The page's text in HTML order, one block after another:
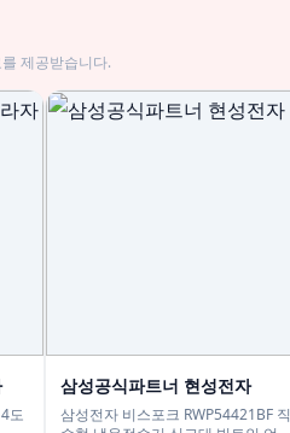
제공받습니다.
도
삼성공식파트너 현성전자
삼성전자 비스포크 RWP54421BF 직